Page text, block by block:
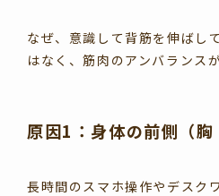
なぜ、意識して背筋を伸ばし
はなく、筋肉のアンバランス
原因1：身体の前側（
長時間のスマホ操作やデスク